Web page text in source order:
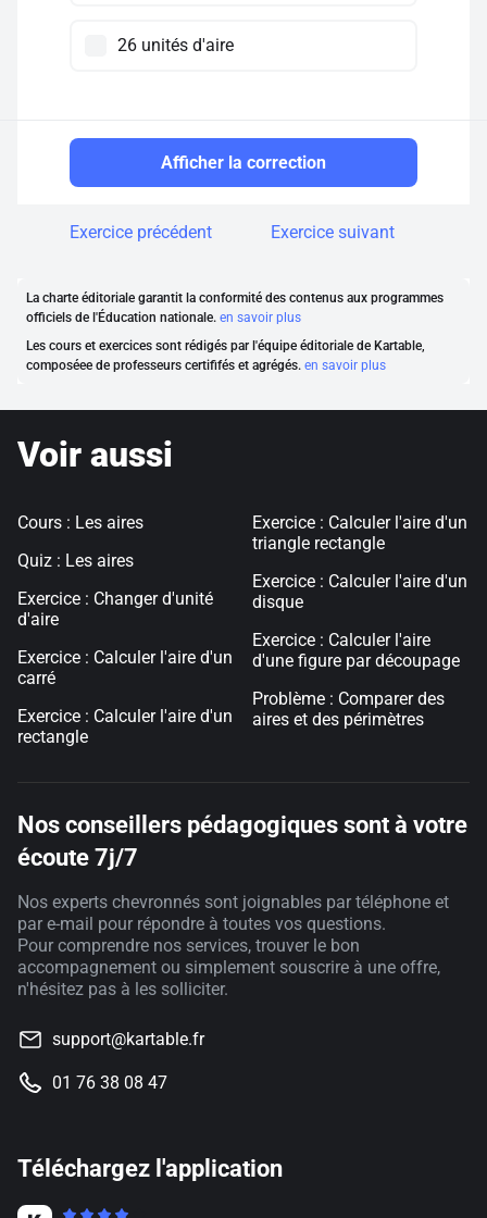
26 unités d'aire
Afficher la correction
Exercice précédent Exercice suivant
La charte éditoriale garantit la conformité des contenus aux programmes
officiels de l'Éducation nationale. en savoir plus
Les cours et exercices sont rédigés par l'équipe éditoriale de Kartable,
composéee de professeurs certififés et agrégés. en savoir plus
Voir aussi
Cours : Les aires
Quiz : Les aires
Exercice : Changer d'unité
d'aire
Exercice : Calculer l'aire d'un
carré
Exercice : Calculer l'aire d'un
rectangle
Exercice : Calculer l'aire d'un
triangle rectangle
Exercice : Calculer l'aire d'un
disque
Exercice : Calculer l'aire
d'une figure par découpage
Problème : Comparer des
aires et des périmètres
Nos conseillers pédagogiques sont à votre
écoute 7j/7
Nos experts chevronnés sont joignables par téléphone et
par e-mail pour répondre à toutes vos questions.
Pour comprendre nos services, trouver le bon
accompagnement ou simplement souscrire à une offre,
n'hésitez pas à les solliciter.
support@kartable.fr
01 76 38 08 47
Téléchargez l'application